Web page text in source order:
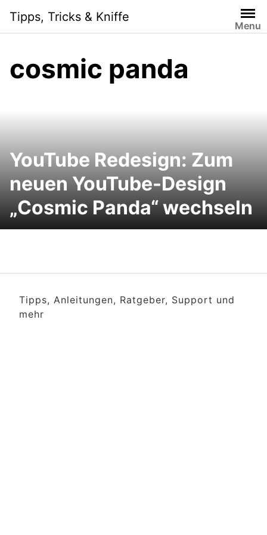
content
Tipps, Tricks & Kniffe
Menu
cosmic panda
YouTube Redesign: Zum
neuen YouTube-Design
„Cosmic Panda“ wechseln
Tipps, Anleitungen, Ratgeber, Support und
mehr